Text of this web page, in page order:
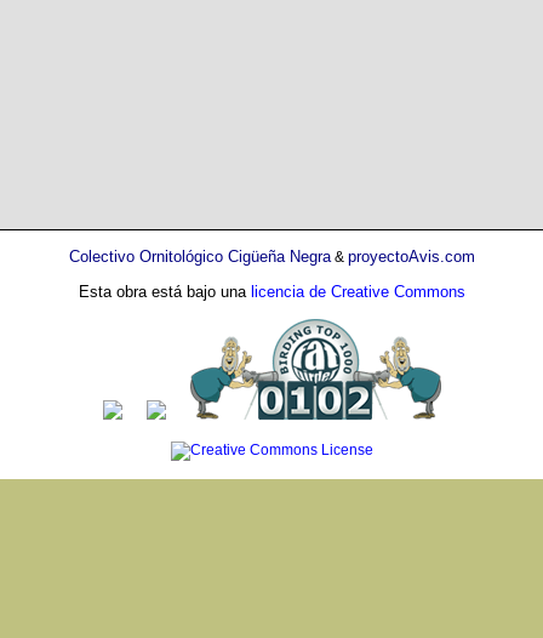
Colectivo Ornitológico Cigüeña Negra& proyectoAvis.com
Esta obra está bajo una licencia de Creative Commons